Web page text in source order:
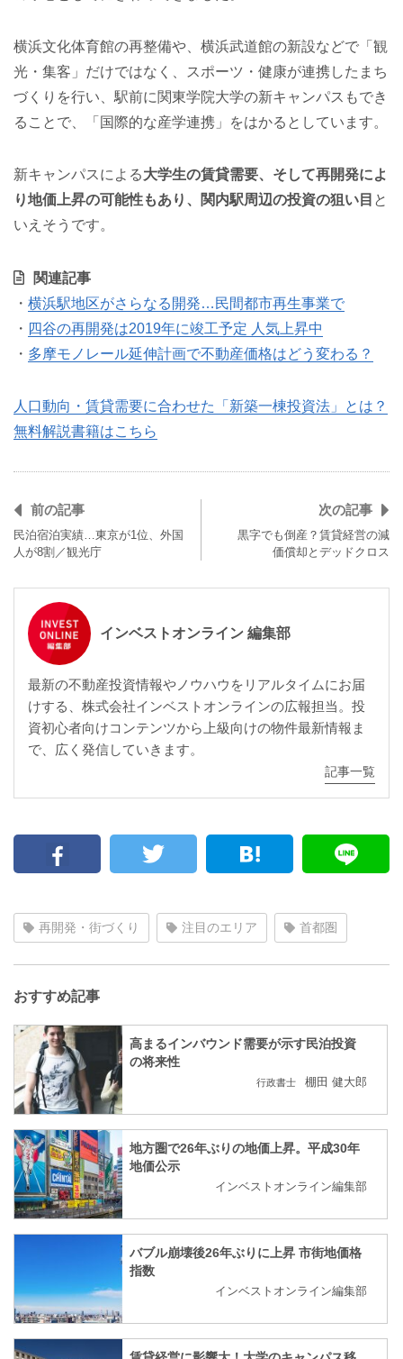
横浜文化体育館の再整備や、横浜武道館の新設などで「観
光・集客」だけではなく、スポーツ・健康が連携したまち
づくりを行い、駅前に関東学院大学の新キャンパスもでき
ることで、「国際的な産学連携」をはかるとしています。
新キャンパスによる大学生の賃貸需要、そして再開発によ
り地価上昇の可能性もあり、関内駅周辺の投資の狙い目 と
いえそうです。
関連記事
・ 横浜駅地区がさらなる開発…民間都市再生事業で
・ 四谷の再開発は2019年に竣工予定 人気上昇中
・ 多摩モノレール延伸計画で不動産価格はどう変わる？
人口動向・賃貸需要に合わせた「新築一棟投資法」とは？
無料解説書籍はこちら
前の記事
民泊宿泊実績…東京が1位、外国
人が8割／観光庁
次の記事
黒字でも倒産？賃貸経営の減
価償却とデッドクロス
インベストオンライン 編集部
最新の不動産投資情報やノウハウをリアルタイムにお届
けする、株式会社インベストオンラインの広報担当。投
資初心者向けコンテンツから上級向けの物件最新情報ま
で、広く発信していきます。
記事一覧
再開発・街づくり 注目のエリア 首都圏
おすすめ記事
高まるインバウンド需要が示す民泊投資
の将来性
行政書士 棚田 健大郎
地方圏で26年ぶりの地価上昇。平成30年
地価公示
インベストオンライン編集部
バブル崩壊後26年ぶりに上昇 市街地価格
指数
インベストオンライン編集部